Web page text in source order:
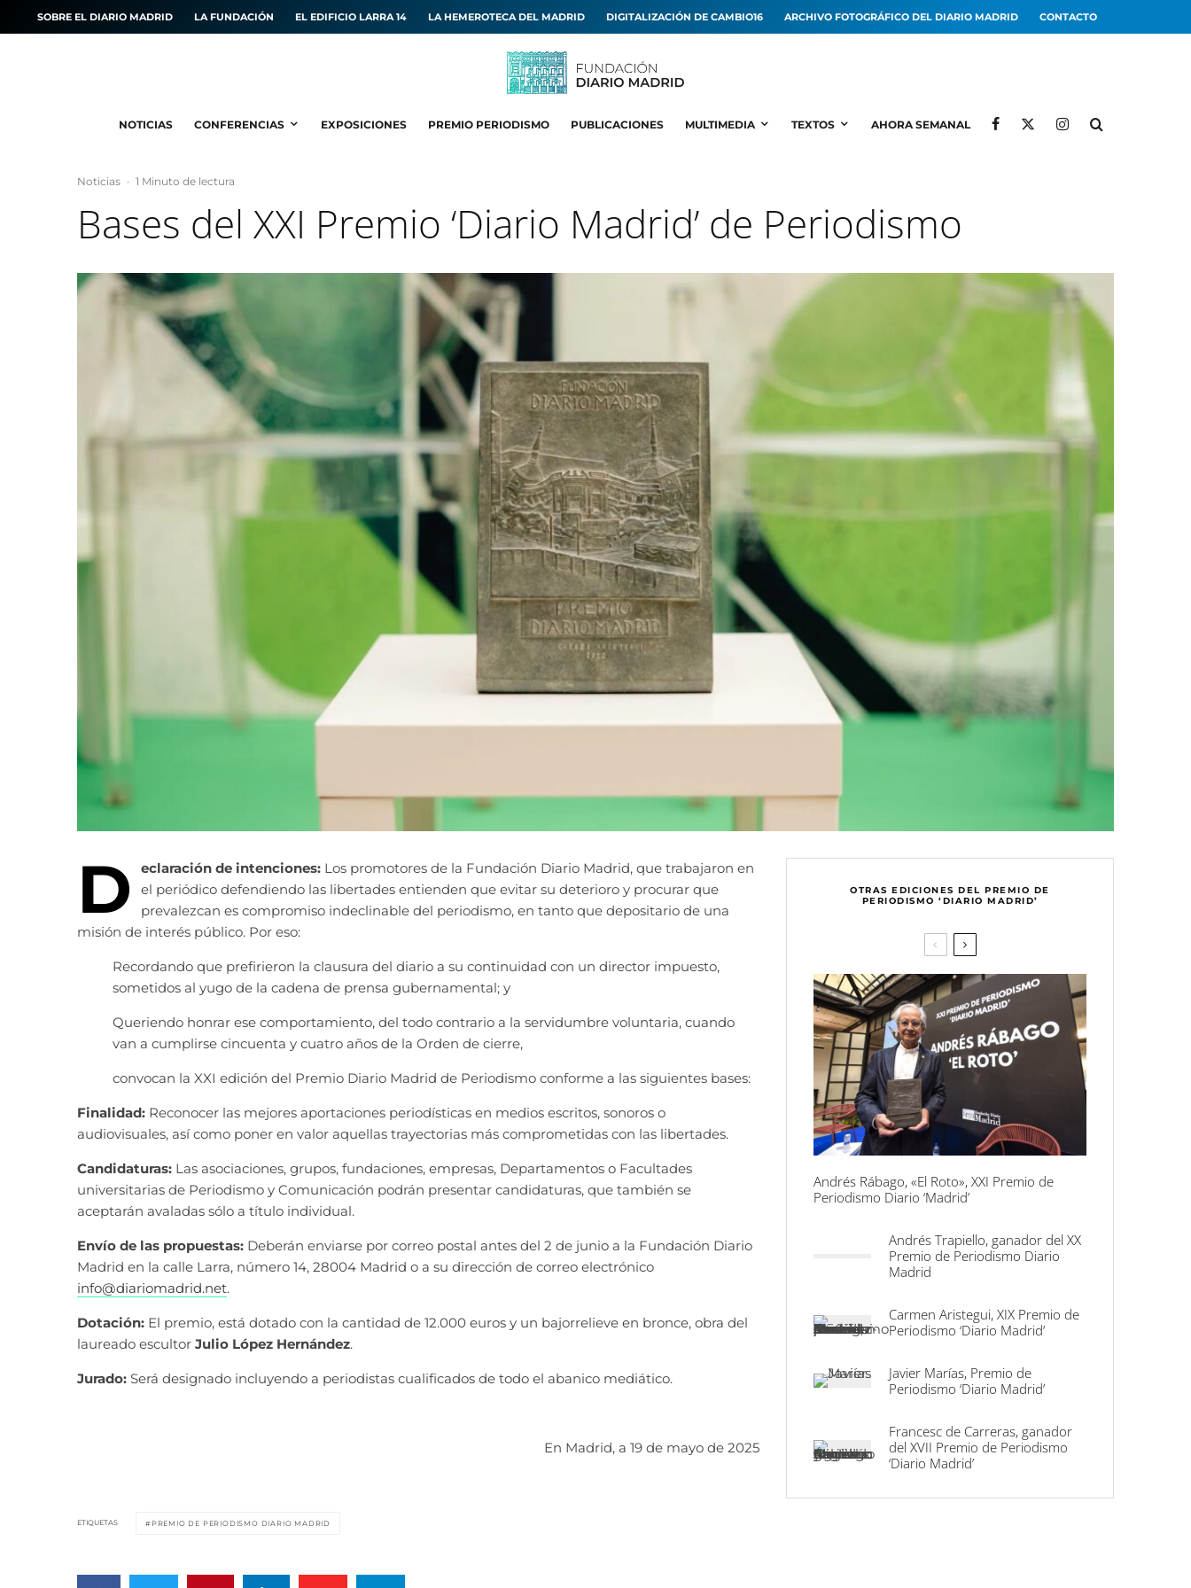
SOBRE EL DIARIO MADRID LA FUNDACIÓN EL EDIFICIO LARRA 14 LA HEMEROTECA DEL MADRID DIGITALIZACIÓN DE CAMBIO16 ARCHIVO FOTOGRÁFICO DEL DIARIO MADRID CONTACTO
NOTICIAS CONFERENCIAS EXPOSICIONES PREMIO PERIODISMO PUBLICACIONES MULTIMEDIA TEXTOS AHORA SEMANAL
Noticias · 1 Minuto de lectura
Bases del XXI Premio ‘Diario Madrid’ de Periodismo
D eclaración de intenciones: Los promotores de la Fundación Diario Madrid, que trabajaron en
el periódico defendiendo las libertades entienden que evitar su deterioro y procurar que
prevalezcan es compromiso indeclinable del periodismo, en tanto que depositario de una
misión de interés público. Por eso:
Recordando que prefirieron la clausura del diario a su continuidad con un director impuesto,
sometidos al yugo de la cadena de prensa gubernamental; y
Queriendo honrar ese comportamiento, del todo contrario a la servidumbre voluntaria, cuando
van a cumplirse cincuenta y cuatro años de la Orden de cierre,
convocan la XXI edición del Premio Diario Madrid de Periodismo conforme a las siguientes bases:
Finalidad: Reconocer las mejores aportaciones periodísticas en medios escritos, sonoros o
audiovisuales, así como poner en valor aquellas trayectorias más comprometidas con las libertades.
Candidaturas: Las asociaciones, grupos, fundaciones, empresas, Departamentos o Facultades
universitarias de Periodismo y Comunicación podrán presentar candidaturas, que también se
aceptarán avaladas sólo a título individual.
Envío de las propuestas: Deberán enviarse por correo postal antes del 2 de junio a la Fundación Diario
Madrid en la calle Larra, número 14, 28004 Madrid o a su dirección de correo electrónico
info@diariomadrid.net.
Dotación: El premio, está dotado con la cantidad de 12.000 euros y un bajorrelieve en bronce, obra del
laureado escultor Julio López Hernández.
Jurado: Será designado incluyendo a periodistas cualificados de todo el abanico mediático.
En Madrid, a 19 de mayo de 2025
ETIQUETAS PREMIO DE PERIODISMO DIARIO MADRID
OTRAS EDICIONES DEL PREMIO DE
PERIODISMO ‘DIARIO MADRID’
Andrés Rábago, «El Roto», XXI Premio de
Periodismo Diario ‘Madrid’
Andrés Trapiello, ganador del XX
Premio de Periodismo Diario
Madrid
Carmen Aristegui, XIX Premio de
Periodismo ‘Diario Madrid’
Javier Marías, Premio de
Periodismo ‘Diario Madrid’
Francesc de Carreras, ganador
del XVII Premio de Periodismo
‘Diario Madrid’